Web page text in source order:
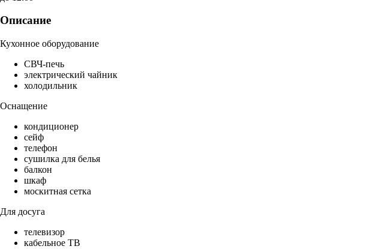
Описание
Кухонное оборудование
СВЧ-печь
электрический чайник
холодильник
Оснащение
кондиционер
сейф
телефон
сушилка для белья
балкон
шкаф
москитная сетка
Для досуга
телевизор
кабельное ТВ